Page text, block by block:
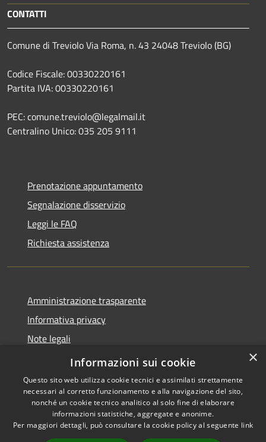
CONTATTI
Comune di Treviolo Via Roma, n. 43 24048 Treviolo (BG)
Codice Fiscale: 00330220161
Partita IVA: 00330220161
PEC: comune.treviolo@legalmail.it
Centralino Unico:035 205 9111
Prenotazione appuntamento
Segnalazione disservizio
Leggi le FAQ
Richiesta assistenza
Amministrazione trasparente
Informativa privacy
Note legali
Dichiarazione di accessibilità
Accessibilità
Copyright © 2026 • Comune di
Treviolo • Powered by
×
Informazioni sui cookie
Questo sito web utilizza cookie tecnici e assimilati strettamente
necessari al corretto funzionamento e alla navigazione del sito,
nonché un cookie tecnico analitico al solo fine di elaborare
informazioni statistiche, aggregate e anonime.
Per maggiori dettagli, può consultare la cookie policy al seguente link